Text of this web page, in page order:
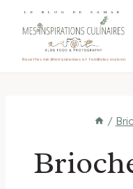
LE BLOG DE SAMAR
Recettes méditerranéennes et familiales maison
/